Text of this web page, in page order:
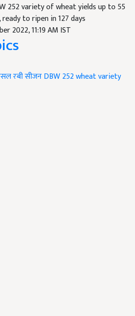
252 variety of wheat yields up to 55
to ripen in 127 days
2022, 11:19 AM IST
रबी सीजनDBW 252 wheat variety